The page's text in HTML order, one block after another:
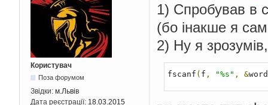
Користувач
Поза форумом
Звідки: м.Львів
Дата реєстрації: 18.03.2015
1) Спробував в
(бо інакше я
2) Ну я
fscanf ( f , "%s" , &